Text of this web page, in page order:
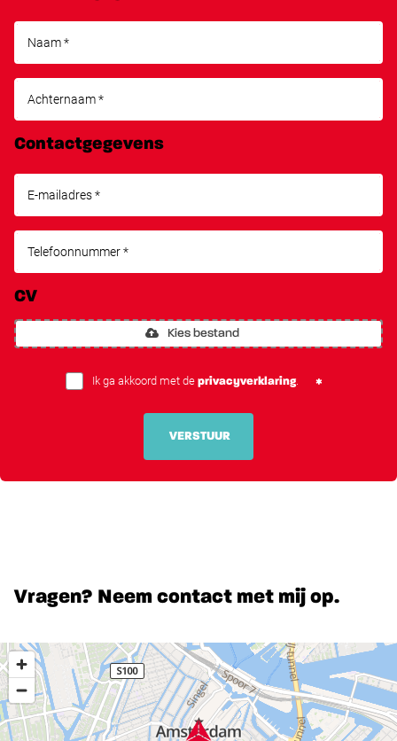
Contactgegevens
CV
Kies bestand
Ik ga akkoord met de privacyverklaring.
VERSTUUR
Vragen? Neem contact met mij op.